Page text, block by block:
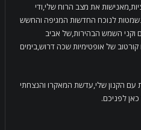
את מצב הרוח שלי,ודי
לנוכח החדשות המגיפה והחשש
השמש הבהירות,של אביב
קורטוב של אופטימיות שכה דרוש,בימים
הקנון שלי,עדשת המאקרו והנצחתי
לפניכם.